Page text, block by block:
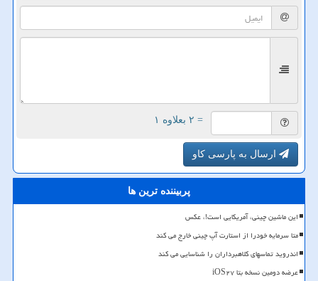
= ۲ بعلاوه ۱
ارسال به پارسی کاو
پربیننده ترین ها
این ماشین چینی، آمریکایی است!، عکس
متا سرمایه خودرا از استارت آپ چینی خارج می کند
اندروید تماسهای کلاهبرداران را شناسایی می کند
عرضه دومین نسخه بتا iOS۲۷